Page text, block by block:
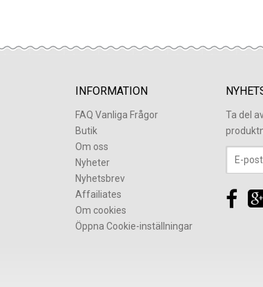
INFORMATION
FAQ Vanliga Frågor
Butik
Om oss
Nyheter
Nyhetsbrev
Affailiates
Om cookies
Öppna Cookie-inställningar
Ta del